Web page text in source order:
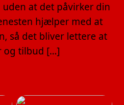
at det påvirker din
hjælper med at
så det bliver lettere at
og tilbud […]